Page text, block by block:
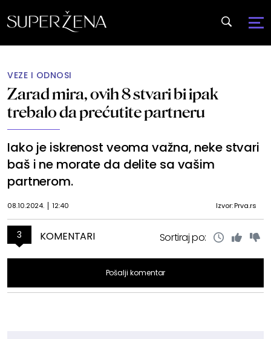
VEZE I ODNOSI
Zarad mira, ovih 8 stvari bi ipak
trebalo da prećutite partneru
Iako je iskrenost veoma važna, neke stvari
baš i ne morate da delite sa vašim
partnerom.
08.10.2024. 12:40 Izvor: Prva.rs
3 KOMENTARI Sortiraj po:
Pošalji komentar